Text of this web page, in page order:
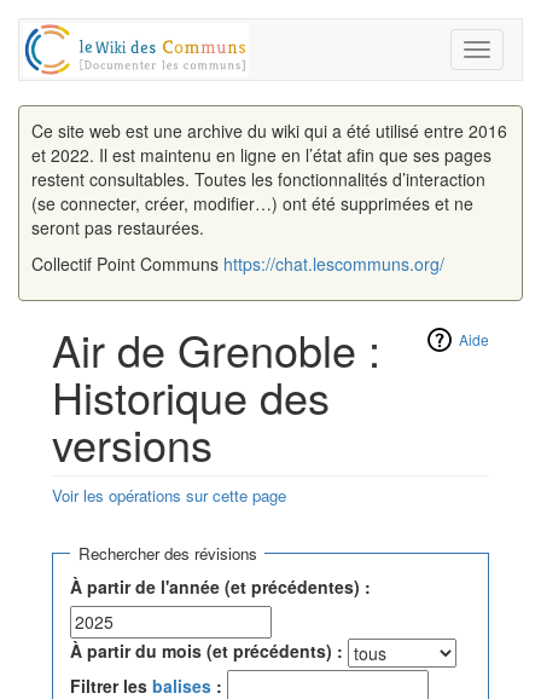
Toggle
Ce site web est une archive du wiki qui a été utilisé entre 2016
et 2022. Il est maintenu en ligne en l’état afin que ses pages
restent consultables. Toutes les fonctionnalités d’interaction
(se connecter, créer, modifier…) ont été supprimées et ne
seront pas restaurées.
Collectif Point Communs https://chat.lescommuns.org/
Aide
Air de Grenoble :
Historique des
versions
Voir les opérations sur cette page
Rechercher des révisions
À partir de l'année (et précédentes) :
À partir du mois (et précédents) :
Filtrer les balises :